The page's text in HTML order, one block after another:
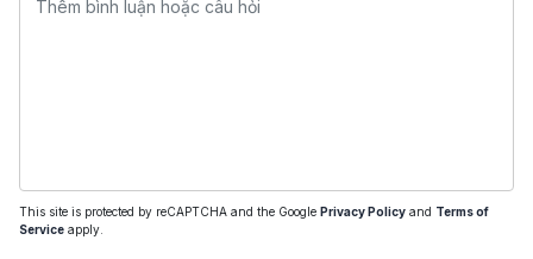
This site is protected by reCAPTCHA and the Google Privacy Policy and Terms of
Service apply.